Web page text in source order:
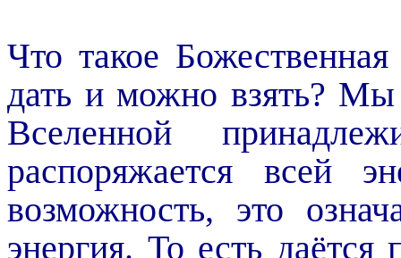
Что такое
дать и можно взять? Мы
Вселенной
распоряжается всей
возможность, это
энергия. То есть